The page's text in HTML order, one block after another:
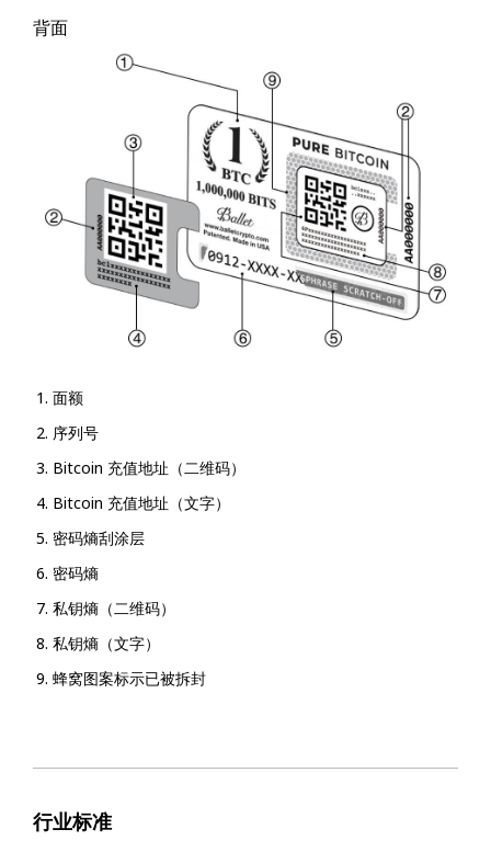
背面
面额
序列号
Bitcoin 充值地址（二维码）
Bitcoin 充值地址（文字）
密码熵刮涂层
密码熵
私钥熵（二维码）
私钥熵（文字）
蜂窝图案标示已被拆封
行业标准